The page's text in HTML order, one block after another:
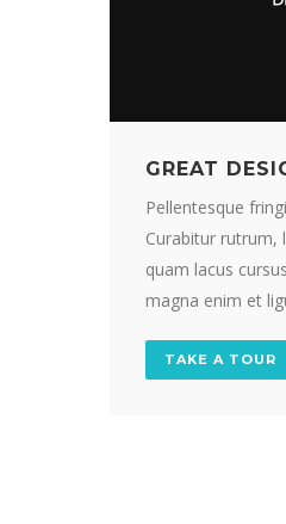
GREAT
Pellentesque
Curabitur rutrum,
quam lacus
magna enim et
TAKE A TOUR